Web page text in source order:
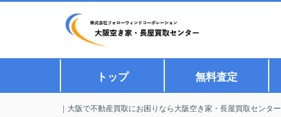
トップ 無料査定
｜大阪で不動産買取にお困りなら大阪空き家・長屋買取センター